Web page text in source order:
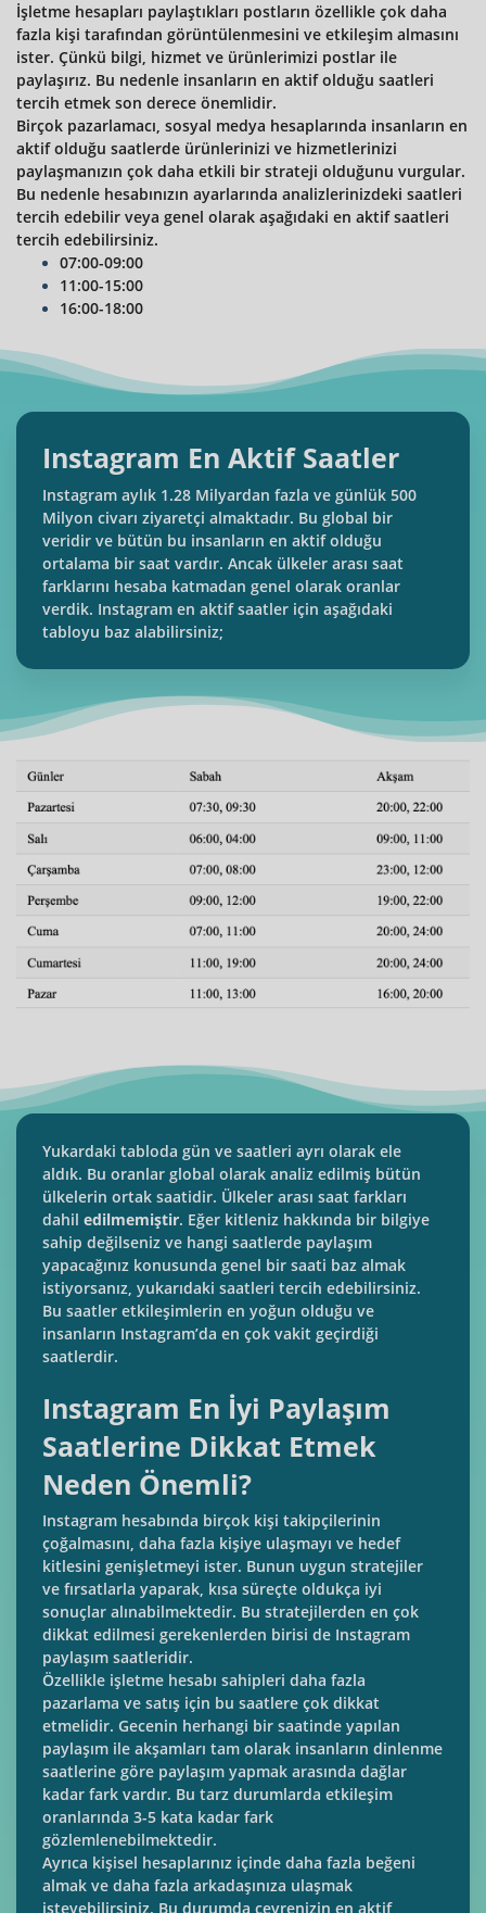
İşletme hesapları paylaştıkları postların özellikle çok daha
fazla kişi tarafından görüntülenmesini ve etkileşim almasını
ister. Çünkü bilgi, hizmet ve ürünlerimizi postlar ile
paylaşırız. Bu nedenle insanların en aktif olduğu saatleri
tercih etmek son derece önemlidir.
Birçok pazarlamacı, sosyal medya hesaplarında insanların en
aktif olduğu saatlerde ürünlerinizi ve hizmetlerinizi
paylaşmanızın çok daha etkili bir strateji olduğunu vurgular.
Bu nedenle hesabınızın ayarlarında analizlerinizdeki saatleri
tercih edebilir veya genel olarak aşağıdaki en aktif saatleri
tercih edebilirsiniz.
07:00-09:00
11:00-15:00
16:00-18:00
Instagram En Aktif Saatler
Instagram aylık 1.28 Milyardan fazla ve günlük 500
Milyon civarı ziyaretçi almaktadır. Bu global bir
veridir ve bütün bu insanların en aktif olduğu
ortalama bir saat vardır. Ancak ülkeler arası saat
farklarını hesaba katmadan genel olarak oranlar
verdik. Instagram en aktif saatler için aşağıdaki
tabloyu baz alabilirsiniz;
Yukardaki tabloda gün ve saatleri ayrı olarak ele
aldık. Bu oranlar global olarak analiz edilmiş bütün
ülkelerin ortak saatidir. Ülkeler arası saat farkları
dahil edilmemiştir. Eğer kitleniz hakkında bir bilgiye
sahip değilseniz ve hangi saatlerde paylaşım
yapacağınız konusunda genel bir saati baz almak
istiyorsanız, yukarıdaki saatleri tercih edebilirsiniz.
Bu saatler etkileşimlerin en yoğun olduğu ve
insanların Instagram’da en çok vakit geçirdiği
saatlerdir.
Instagram En İyi Paylaşım
Saatlerine Dikkat Etmek
Neden Önemli?
Instagram hesabında birçok kişi takipçilerinin
çoğalmasını, daha fazla kişiye ulaşmayı ve hedef
kitlesini genişletmeyi ister. Bunun uygun stratejiler
ve fırsatlarla yaparak, kısa süreçte oldukça iyi
sonuçlar alınabilmektedir. Bu stratejilerden en çok
dikkat edilmesi gerekenlerden birisi de Instagram
paylaşım saatleridir.
Özellikle işletme hesabı sahipleri daha fazla
pazarlama ve satış için bu saatlere çok dikkat
etmelidir. Gecenin herhangi bir saatinde yapılan
paylaşım ile akşamları tam olarak insanların dinlenme
saatlerine göre paylaşım yapmak arasında dağlar
kadar fark vardır. Bu tarz durumlarda etkileşim
oranlarında 3-5 kata kadar fark
gözlemlenebilmektedir.
Ayrıca kişisel hesaplarınız içinde daha fazla beğeni
almak ve daha fazla arkadaşınıza ulaşmak
isteyebilirsiniz. Bu durumda çevrenizin en aktif